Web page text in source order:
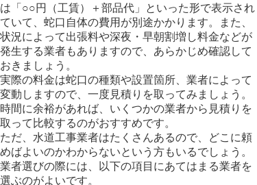
は「○○円（工賃）＋部品代」といった形で表示され
ていて、蛇口自体の費用が別途かかります。また、
状況によって出張料や深夜・早朝割増し料金などが
発生する業者もありますので、あらかじめ確認して
おきましょう。
実際の料金は蛇口の種類や設置箇所、業者によって
変動しますので、一度見積りを取ってみましょう。
時間に余裕があれば、いくつかの業者から見積りを
取って比較するのがおすすめです。
ただ、水道工事業者はたくさんあるので、どこに頼
めばよいのかわからないという方もいるでしょう。
業者選びの際には、以下の項目にあてはまる業者を
選ぶのがよいです。